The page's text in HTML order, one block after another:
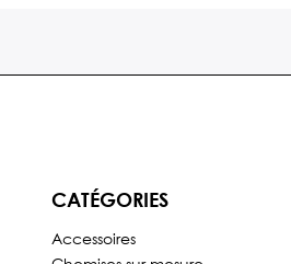
CATÉGORIES
Accessoires